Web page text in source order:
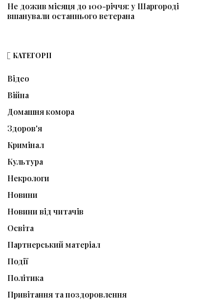
Не дожив місяця до 100-річчя: у Шаргороді
вшанували останнього ветерана
КАТЕГОРІЇ
Відео
Війна
Домашня комора
Здоров'я
Кримінал
Культура
Некрологи
Новини
Новини від читачів
Освіта
Партнерський матеріал
Події
Політика
Привітання та поздоровлення